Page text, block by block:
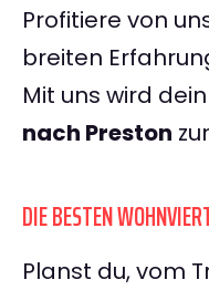
Profitiere von
breiten
Mit uns wird dein
nach Preston
DIE BESTEN
Planst du, vom